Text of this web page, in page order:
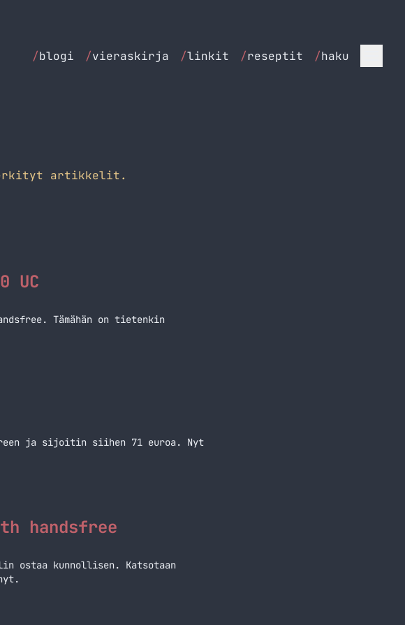
/blogi /vieraskirja /linkit /reseptit /haku
artikkelit.
UC
Tämähän on tietenkin
ja sijoitin siihen 71 euroa. Nyt
handsfree
ostaa kunnollisen. Katsotaan